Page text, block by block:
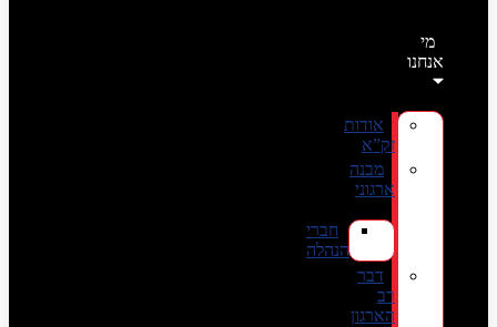
מי
אנחנו
אודות
זק”א
מבנה
ארגוני
חברי
הנהלה
דבר
רב
הארגון